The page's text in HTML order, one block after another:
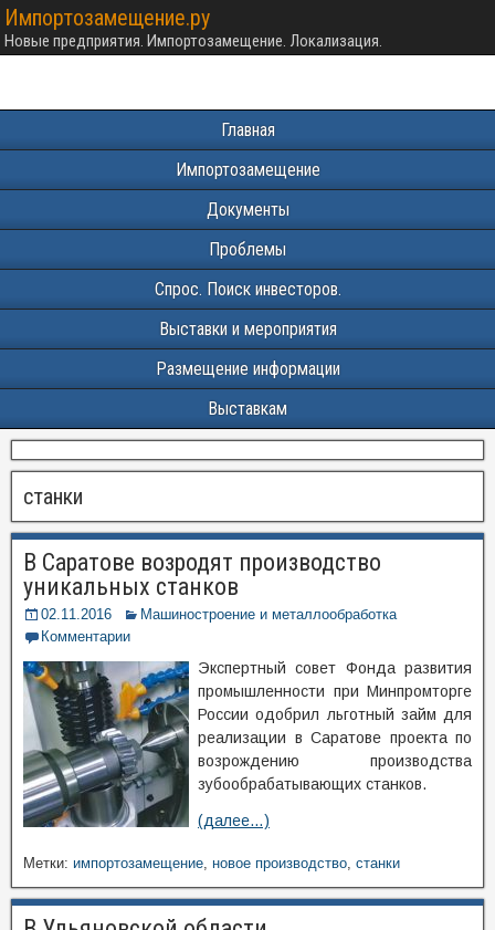
Импортозамещение.ру
Новые предприятия. Импортозамещение. Локализация.
Главная
Импортозамещение
Документы
Проблемы
Спрос. Поиск инвесторов.
Выставки и мероприятия
Размещение информации
Выставкам
станки
В Саратове возродят производство
уникальных станков
02.11.2016
Машиностроение и металлообработка
Комментарии
Экспертный совет Фонда развития
промышленности при Минпромторге
России одобрил льготный займ для
реализации в Саратове проекта по
возрождению производства
зубообрабатывающих станков.
(далее…)
Метки: импортозамещение, новое производство, станки